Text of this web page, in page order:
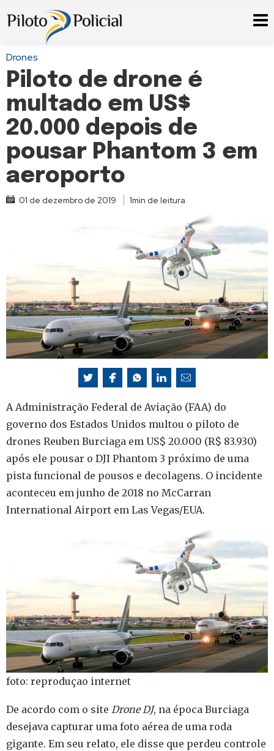
Drones
Piloto de drone é
multado em US$
20.000 depois de
pousar Phantom 3 em
aeroporto
01 de dezembro de 2019 1min de leitura
A Administração Federal de Aviação (FAA) do
governo dos Estados Unidos multou o piloto de
drones Reuben Burciaga em US$ 20.000 (R$ 83.930)
após ele pousar o DJI Phantom 3 próximo de uma
pista funcional de pousos e decolagens. O incidente
aconteceu em junho de 2018 no McCarran
International Airport em Las Vegas/EUA.
foto: reproduçao internet
De acordo com o site Drone DJ, na época Burciaga
desejava capturar uma foto aérea de uma roda
gigante. Em seu relato, ele disse que perdeu controle